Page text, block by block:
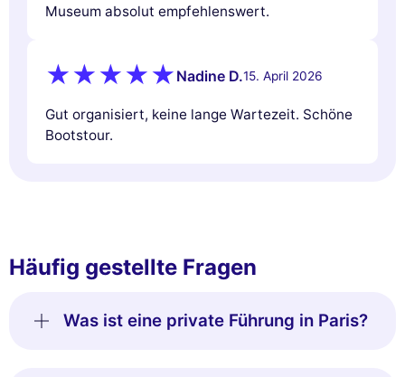
Museum absolut empfehlenswert.
Nadine D.15. April 2026
Gut organisiert, keine lange Wartezeit. Schöne
Bootstour.
Häufig gestellte Fragen
Was ist eine private Führung in Paris?